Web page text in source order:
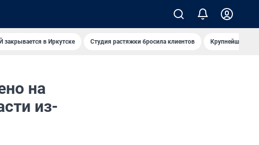
закрывается в Иркутске Студия растяжки бросила клиентов Крупнейшие
на
из-